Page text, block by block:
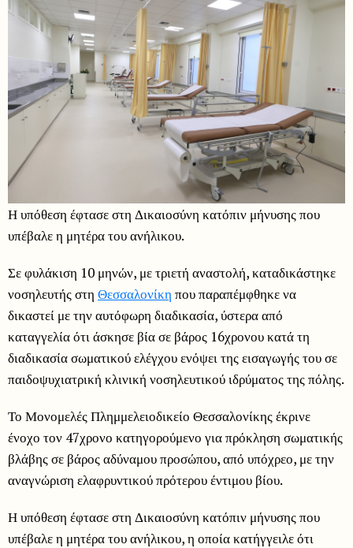
Η υπόθεση έφτασε στη Δικαιοσύνη κατόπιν μήνυσης που
υπέβαλε η μητέρα του ανήλικου.
Σε φυλάκιση 10 μηνών, με τριετή αναστολή, καταδικάστηκε
νοσηλευτής στη Θεσσαλονίκη που παραπέμφθηκε να
δικαστεί με την αυτόφωρη διαδικασία, ύστερα από
καταγγελία ότι άσκησε βία σε βάρος 16χρονου κατά τη
διαδικασία σωματικού ελέγχου ενόψει της εισαγωγής του σε
παιδοψυχιατρική κλινική νοσηλευτικού ιδρύματος της πόλης.
Το Μονομελές Πλημμελειοδικείο Θεσσαλονίκης έκρινε
ένοχο τον 47χρονο κατηγορούμενο για πρόκληση σωματικής
βλάβης σε βάρος αδύναμου προσώπου, από υπόχρεο, με την
αναγνώριση ελαφρυντικού πρότερου έντιμου βίου.
Η υπόθεση έφτασε στη Δικαιοσύνη κατόπιν μήνυσης που
υπέβαλε η μητέρα του ανήλικου, η οποία κατήγγειλε ότι